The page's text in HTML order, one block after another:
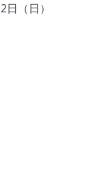
（日）